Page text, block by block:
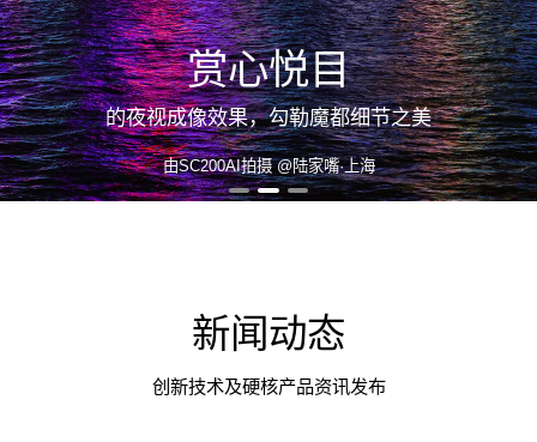
新闻动态
创新技术及硬核产品资讯发布